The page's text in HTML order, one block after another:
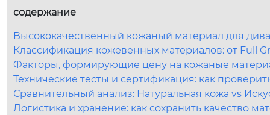
содержание
Высококачественный кожаный материал для
Классификация кожевенных материалов: от Full
Факторы, формирующие цену на кожаные
Технические тесты и сертификация: как
Сравнительный анализ: Натуральная кожа vs
Логистика и хранение: как сохранить качество